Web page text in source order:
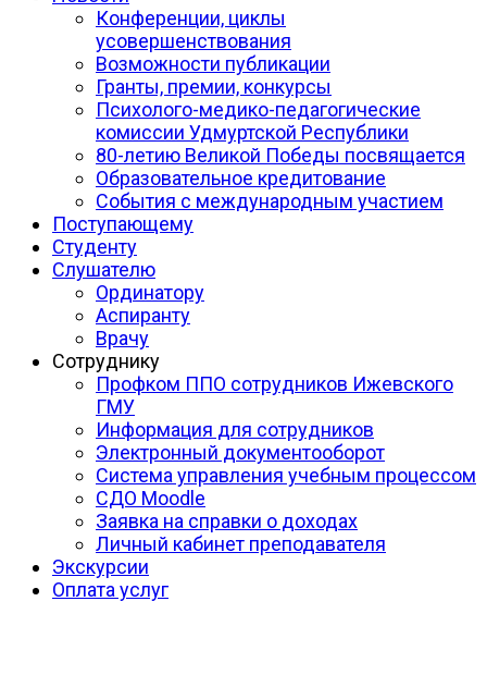
Конференции, циклы
усовершенствования
Возможности публикации
Гранты, премии, конкурсы
Психолого-медико-педагогические
комиссии Удмуртской Республики
80-летию Великой Победы посвящается
Образовательное кредитование
События с международным участием
Поступающему
Студенту
Слушателю
Ординатору
Аспиранту
Врачу
Сотруднику
Профком ППО сотрудников Ижевского
ГМУ
Информация для сотрудников
Электронный документооборот
Система управления учебным процессом
СДО Moodle
Заявка на справки о доходах
Личный кабинет преподавателя
Экскурсии
Оплата услуг